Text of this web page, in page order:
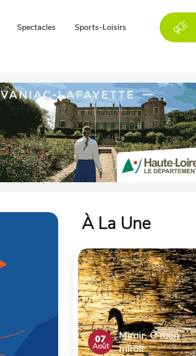
Spectacles Sports-Loisirs
À La Une
07
Août
Miroir, Ô mon
miroir